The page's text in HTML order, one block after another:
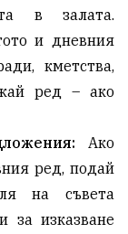
в залата.
и дневния
кметства,
ред – ако
Ако
ред, подай
на съвета
за изказване